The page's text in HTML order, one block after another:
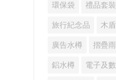
環保袋 禮品套裝
旅行紀念品 木
廣告水樽 摺疊
鋁水樽 電子及